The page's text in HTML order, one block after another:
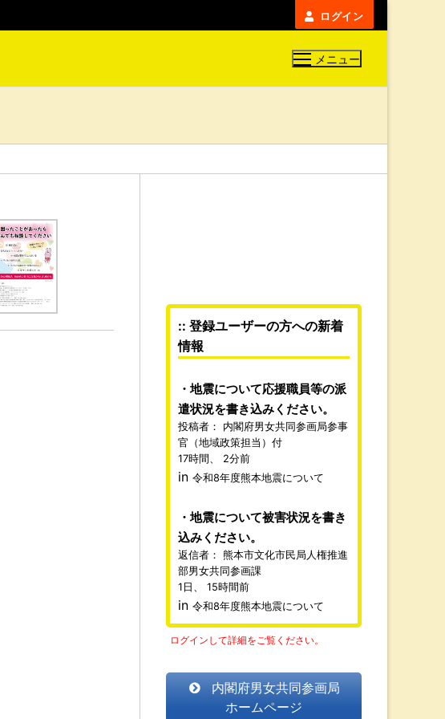
ログイン
メニュー
:: 登録ユーザーの方への新着
情報
地震について応援職員等の派
遣状況を書き込みください。
投稿者：
内閣府男女共同参画局参事
官（地域政策担当）付
17時間、 2分前
in 令和8年度熊本地震について
地震について被害状況を書き
込みください。
返信者： 熊本市文化市民局人権推進
部男女共同参画課
1日、 15時間前
in 令和8年度熊本地震について
ログインして詳細をご覧ください。
内閣府男女共同参画局
ホームページ